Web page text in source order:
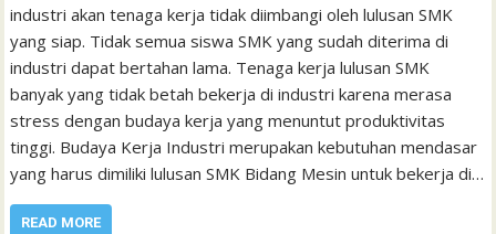
industri akan tenaga kerja tidak diimbangi oleh lulusan SMK
yang siap. Tidak semua siswa SMK yang sudah diterima di
industri dapat bertahan lama. Tenaga kerja lulusan SMK
banyak yang tidak betah bekerja di industri karena merasa
stress dengan budaya kerja yang menuntut produktivitas
tinggi. Budaya Kerja Industri merupakan kebutuhan mendasar
yang harus dimiliki lulusan SMK Bidang Mesin untuk bekerja di…
READ MORE